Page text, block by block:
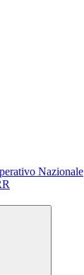
Nazionale